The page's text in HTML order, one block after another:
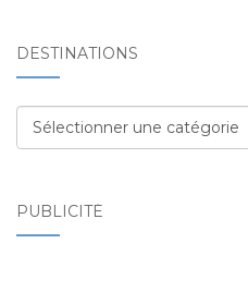
DESTINATIONS
Destinations
PUBLICITÉ